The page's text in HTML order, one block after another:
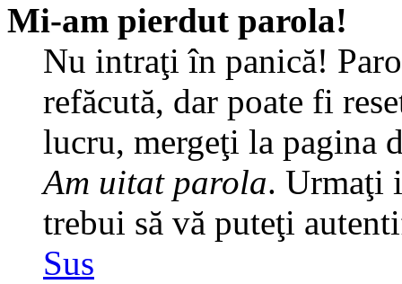
Mi-am pierdut parola!
Nu intraţi în panică!
refăcută, dar poate fi
lucru, mergeţi la pagina
Am uitat parola. Urmaţi
trebui să vă puteţi
Sus